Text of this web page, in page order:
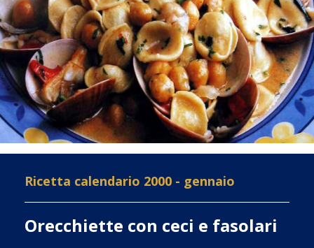
Ricetta calendario 2000 - gennaio
Orecchiette con ceci e fasolari